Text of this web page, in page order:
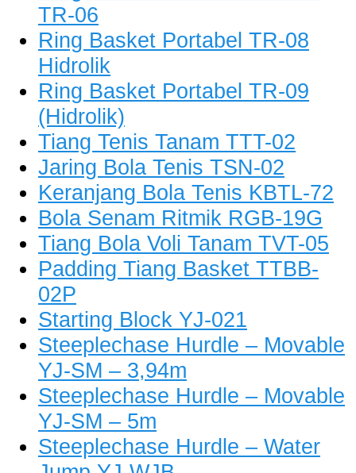
TR-06
Ring Basket Portabel TR-08
Hidrolik
Ring Basket Portabel TR-09
(Hidrolik)
Tiang Tenis Tanam TTT-02
Jaring Bola Tenis TSN-02
Keranjang Bola Tenis KBTL-72
Bola Senam Ritmik RGB-19G
Tiang Bola Voli Tanam TVT-05
Padding Tiang Basket TTBB-
02P
Starting Block YJ-021
Steeplechase Hurdle – Movable
YJ-SM – 3,94m
Steeplechase Hurdle – Movable
YJ-SM – 5m
Steeplechase Hurdle – Water